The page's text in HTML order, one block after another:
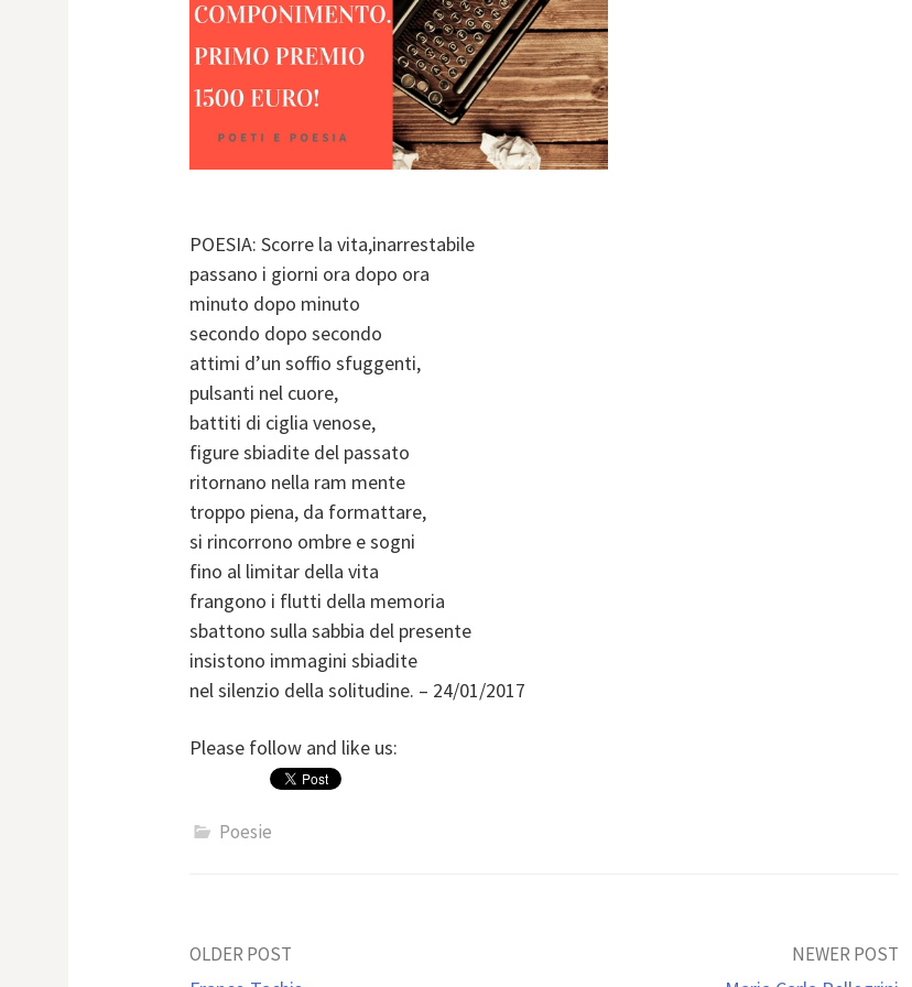
POESIA: Scorre la vita,inarrestabile
passano i giorni ora dopo ora
minuto dopo minuto
secondo dopo secondo
attimi d’un soffio sfuggenti,
pulsanti nel cuore,
battiti di ciglia venose,
figure sbiadite del passato
ritornano nella ram mente
troppo piena, da formattare,
si rincorrono ombre e sogni
fino al limitar della vita
frangono i flutti della memoria
sbattono sulla sabbia del presente
insistono immagini sbiadite
nel silenzio della solitudine. – 24/01/2017
Please follow and like us:
Poesie
Post
OLDER POST NEWER POST